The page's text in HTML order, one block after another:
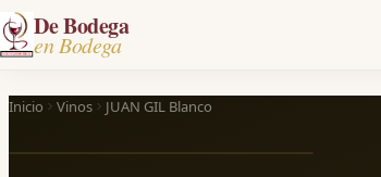
De Bodega
en Bodega
Inicio Vinos JUAN GIL Blanco